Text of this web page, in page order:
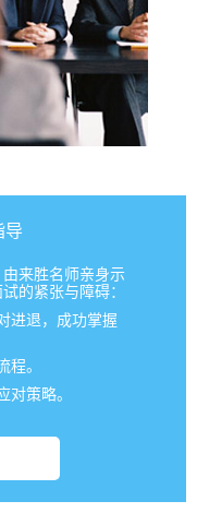
导
来胜名师亲身示
的紧张与障碍：
进退，成功掌握
程。
对策略。